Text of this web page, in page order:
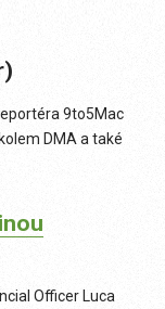
9to5Mac
DMA a také
Officer Luca